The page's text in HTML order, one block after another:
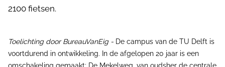
2100 fietsen.
Toelichting door BureauVanEig - De campus van de TU Delft is
voortdurend in ontwikkeling. In de afgelopen 20 jaar is een